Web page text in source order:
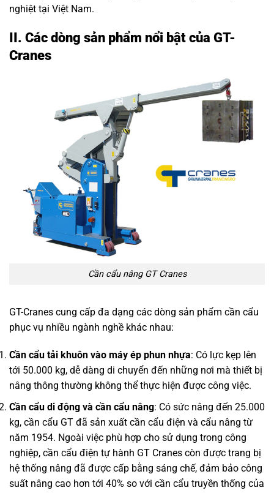
nghiệt tại Việt Nam.
II. Các dòng sản phẩm nổi bật của GT-
Cranes
Cần cẩu nâng GT Cranes
GT-Cranes cung cấp đa dạng các dòng sản phẩm cần cẩu
phục vụ nhiều ngành nghề khác nhau:
Cần cẩu tải khuôn vào máy ép phun nhựa: Có lực kẹp lên
tới 50.000 kg, dễ dàng di chuyển đến những nơi mà thiết bị
nâng thông thường không thể thực hiện được công việc.
Cần cẩu di động và cần cẩu nâng: Có sức nâng đến 25.000
kg, cần cẩu GT đã sản xuất cần cẩu điện và cẩu nâng từ
năm 1954. Ngoài việc phù hợp cho sử dụng trong công
nghiệp, cần cẩu điện tự hành GT Cranes còn được trang bị
hệ thống nâng đã được cấp bằng sáng chế, đảm bảo công
suất nâng cao hơn tới 40% so với cần cẩu truyền thống của